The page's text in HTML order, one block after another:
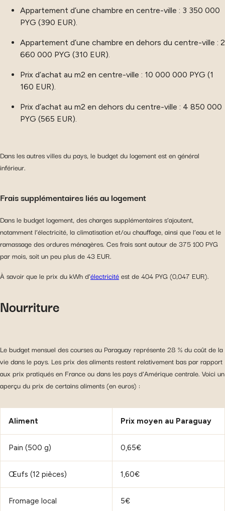
Appartement d’une chambre en centre-ville : 3 350 000
PYG (390 EUR).
Appartement d’une chambre en dehors du centre-ville : 2
660 000 PYG (310 EUR).
Prix d’achat au m2 en centre-ville : 10 000 000 PYG (1
160 EUR).
Prix d’achat au m2 en dehors du centre-ville : 4 850 000
PYG (565 EUR).
Dans les autres villes du pays, le budget du logement est en général
inférieur.
Frais supplémentaires liés au logement
Dans le budget logement, des charges supplémentaires s’ajoutent,
notamment l’électricité, la climatisation et/ou chauffage, ainsi que l’eau et le
ramassage des ordures ménagères. Ces frais sont autour de 375 100 PYG
par mois, soit un peu plus de 43 EUR.
À savoir que le prix du kWh d’électricitéest de 404 PYG (0,047 EUR).
Nourriture
Le budget mensuel des courses au Paraguay représente 28 % du coût de la
vie dans le pays. Les prix des aliments restent relativement bas par rapport
aux prix pratiqués en France ou dans les pays d’Amérique centrale. Voici un
aperçu du prix de certains aliments (en euros) :
Aliment Prix moyen au Paraguay
Pain (500 g) 0,65€
Œufs (12 pièces) 1,60€
Fromage local 5€